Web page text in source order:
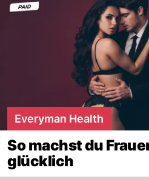
Everyman Health
So machst du
glücklich